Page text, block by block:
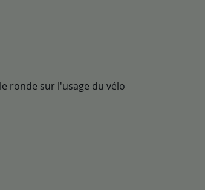
ronde sur l'usage du vélo